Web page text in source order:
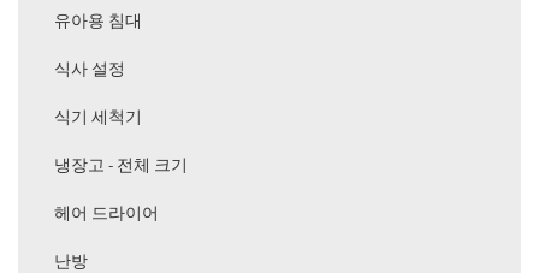
유아용 침대
식사 설정
식기 세척기
냉장고 - 전체 크기
헤어 드라이어
난방